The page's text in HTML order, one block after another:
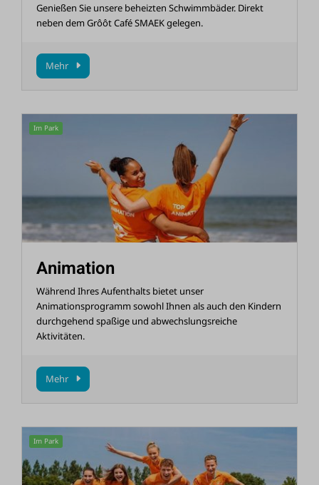
Genießen Sie unsere beheizten Schwimmbäder. Direkt
neben dem Grôôt Café SMAEK gelegen.
Mehr
Im Park
Animation
Während Ihres Aufenthalts bietet unser
Animationsprogramm sowohl Ihnen als auch den Kindern
durchgehend spaßige und abwechslungsreiche
Aktivitäten.
Mehr
Im Park